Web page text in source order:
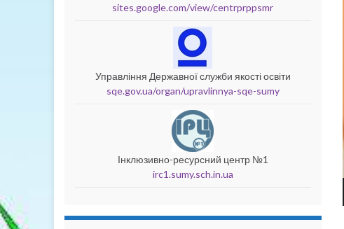
sites.google.com/view/centrprppsmr
Управління Державної служби якості освіти
sqe.gov.ua/organ/upravlinnya-sqe-sumy
Інклюзивно-ресурсний центр №1
irc1.sumy.sch.in.ua